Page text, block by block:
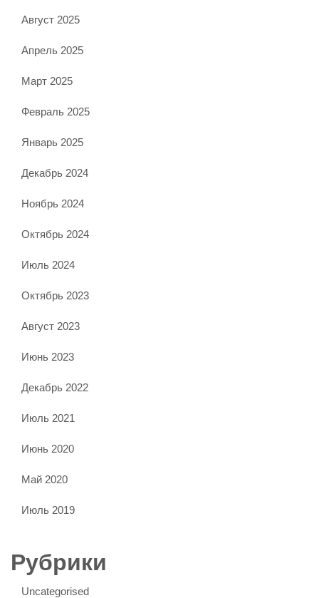
Август 2025
Апрель 2025
Март 2025
Февраль 2025
Январь 2025
Декабрь 2024
Ноябрь 2024
Октябрь 2024
Июль 2024
Октябрь 2023
Август 2023
Июнь 2023
Декабрь 2022
Июль 2021
Июнь 2020
Май 2020
Июль 2019
Рубрики
Uncategorised